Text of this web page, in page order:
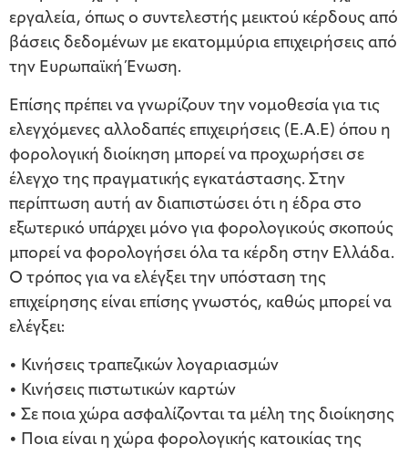
εργαλεία, όπως ο συντελεστής μεικτού κέρδους από
βάσεις δεδομένων με εκατομμύρια επιχειρήσεις από
την Ευρωπαϊκή Ένωση.
Επίσης πρέπει να γνωρίζουν την νομοθεσία για τις
ελεγχόμενες αλλοδαπές επιχειρήσεις (Ε.Α.Ε) όπου η
φορολογική διοίκηση μπορεί να προχωρήσει σε
έλεγχο της πραγματικής εγκατάστασης. Στην
περίπτωση αυτή αν διαπιστώσει ότι η έδρα στο
εξωτερικό υπάρχει μόνο για φορολογικούς σκοπούς
μπορεί να φορολογήσει όλα τα κέρδη στην Ελλάδα.
Ο τρόπος για να ελέγξει την υπόσταση της
επιχείρησης είναι επίσης γνωστός, καθώς μπορεί να
ελέγξει:
• Κινήσεις τραπεζικών λογαριασμών
• Κινήσεις πιστωτικών καρτών
• Σε ποια χώρα ασφαλίζονται τα μέλη της διοίκησης
• Ποια είναι η χώρα φορολογικής κατοικίας της